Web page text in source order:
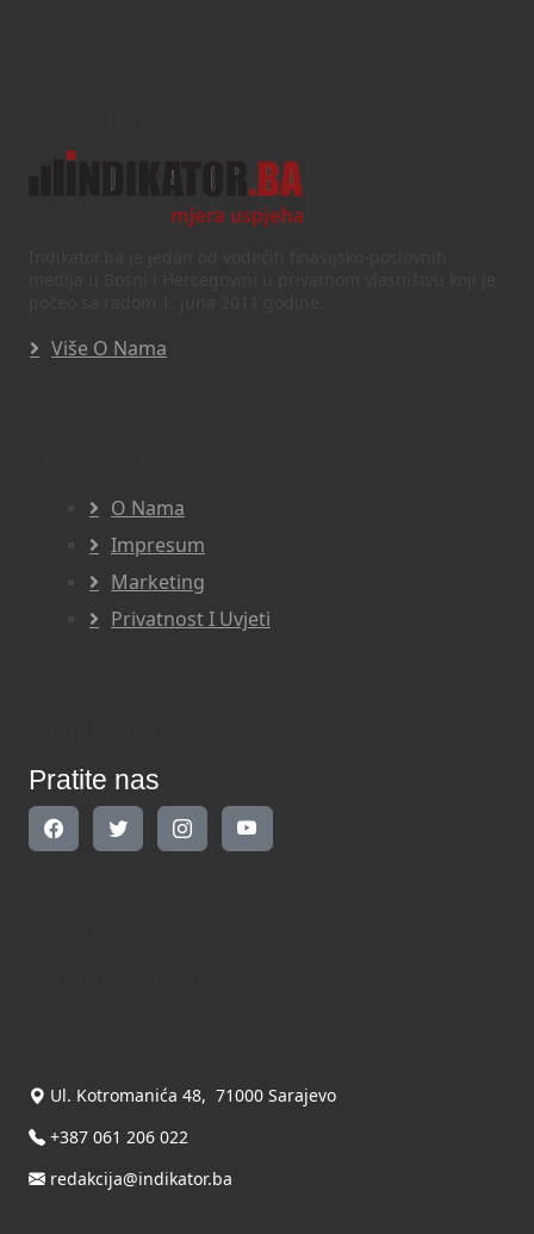
Više O Nama
O Nama
Impresum
Marketing
Privatnost I Uvjeti
Pratite nas
Ul. Kotromanića 48, 71000 Sarajevo
+387 061 206 022
redakcija@indikator.ba